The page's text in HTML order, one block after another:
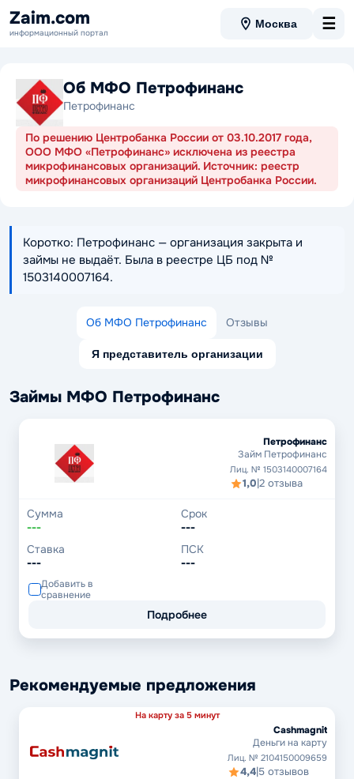
Zaim.com
информационный портал
Москва ☰
Об МФО Петрофинанс
Петрофинанс
По решению Центробанка России от 03.10.2017 года,
ООО МФО «Петрофинанс» исключена из реестра
микрофинансовых организаций. Источник: реестр
микрофинансовых организаций Центробанка России.
Коротко: Петрофинанс — организация закрыта и
займы не выдаёт. Была в реестре ЦБ под №
1503140007164.
Об МФО Петрофинанс Отзывы
Я представитель организации
Займы МФО Петрофинанс
Петрофинанс
Займ Петрофинанс
Лиц. № 1503140007164
1,0|2 отзыва
Сумма
---
Срок
---
Ставка
---
ПСК
---
Добавить в
сравнение
Подробнее
Рекомендуемые предложения
На карту за 5 минут
Cashmagnit
Деньги на карту
Лиц. № 2104150009659
4,4|5 отзывов